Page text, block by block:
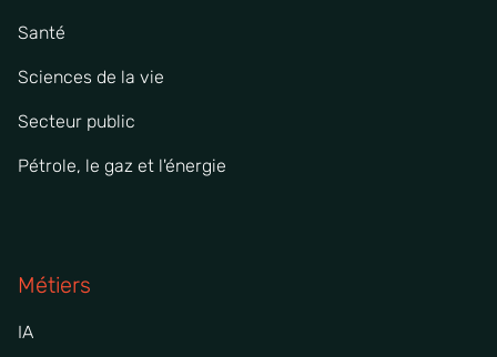
Santé
Sciences de la vie
Secteur public
Pétrole, le gaz et l'énergie
Métiers
IA